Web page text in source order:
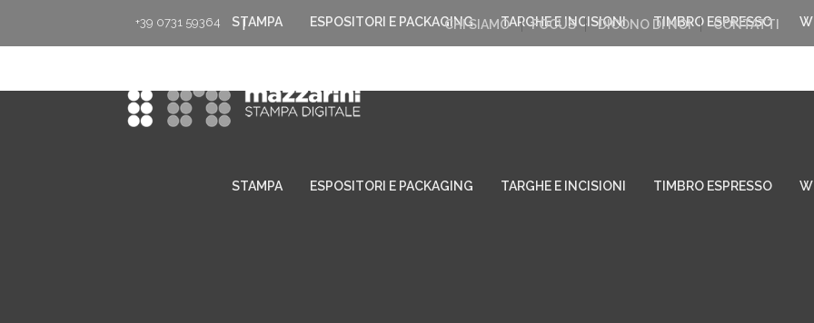
+39 0731 59364 | CHI SIAMO FOCUS DICONO DI NOI CONTATTI
STAMPA ESPOSITORI E PACKAGING TARGHE E INCISIONI TIMBRO ESPRESSO
STAMPA ESPOSITORI E PACKAGING TARGHE E INCISIONI TIMBRO ESPRESSO